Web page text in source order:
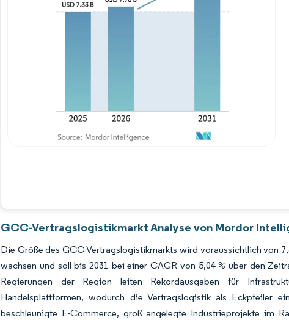
Bild © Mordor Intelligence.
GCC-Vertragslogistikmarkt Analyse von Mordor
Die Größe des GCC-Vertragslogistikmarkts wird voraussichtlich von
wachsen und soll bis 2031 bei einer CAGR von 5,04 % über den
Regierungen der Region leiten Rekordausgaben für
Handelsplattformen, wodurch die Vertragslogistik als Eckpfeiler
beschleunigte E-Commerce, groß angelegte Industrieprojekte im